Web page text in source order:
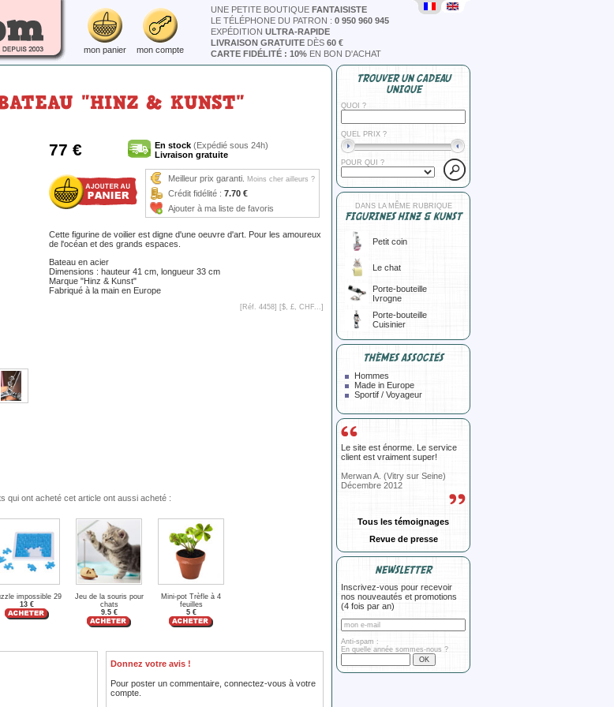
mon panier mon compte
UNE PETITE BOUTIQUE FANTAISISTE
LE TÉLÉPHONE DU PATRON : 0 950 960 945
EXPÉDITION ULTRA-RAPIDE
LIVRAISON GRATUITE DÈS 60 €
CARTE FIDÉLITÉ : 10% EN BON D'ACHAT
"HINZ & KUNST"
77 € En stock (Expédié sous 24h)
Livraison gratuite
Meilleur prix garanti. Moins cher ailleurs ?
Crédit fidélité : 7.70 €
Ajouter à ma liste de favoris
Cette figurine de voilier est digne d'une oeuvre d'art. Pour les amoureux
de l'océan et des grands espaces.
Bateau en acier
Dimensions : hauteur 41 cm, longueur 33 cm
Marque "Hinz & Kunst"
Fabriqué à la main en Europe
[Réf. 4458] [$, £, CHF...]
qui ont acheté cet article ont aussi acheté :
impossible 29
13 €
Jeu de la souris pour
chats
9.5 €
Mini-pot Trèfle à 4
feuilles
5 €
Donnez votre avis !
Pour poster un commentaire, connectez-vous à votre
compte.
TROUVER UN CADEAU
UNIQUE
QUOI ?
QUEL PRIX ?
POUR QUI ?
DANS LA MÊME RUBRIQUE
FIGURINES HINZ & KUNST
Petit coin
Le chat
Porte-bouteille
Ivrogne
Porte-bouteille
Cuisinier
THÈMES ASSOCIÉS
Hommes
Made in Europe
Sportif / Voyageur
Le site est énorme. Le service
client est vraiment super!
Merwan A. (Vitry sur Seine)
Décembre 2012
Tous les témoignages
Revue de presse
NEWSLETTER
Inscrivez-vous pour recevoir
nos nouveautés et promotions
(4 fois par an)
Anti-spam :
En quelle année sommes-nous ?